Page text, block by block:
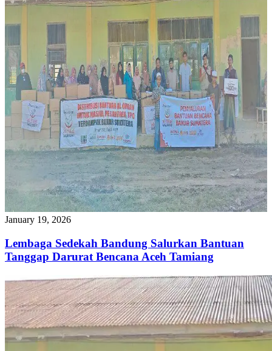
January 19, 2026
Lembaga Sedekah Bandung Salurkan Bantuan
Tanggap Darurat Bencana Aceh Tamiang